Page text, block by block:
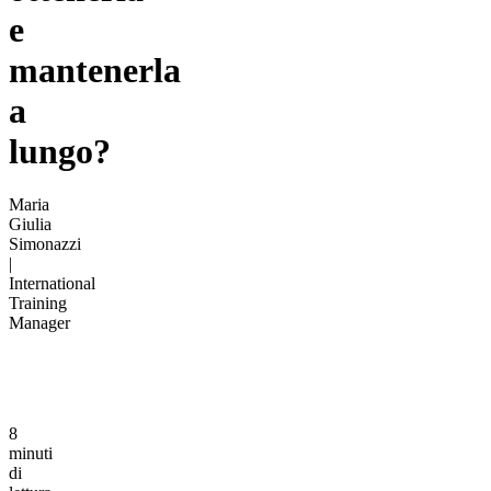
e
mantenerla
a
lungo?
Maria
Giulia
Simonazzi
|
International
Training
Manager
8
minuti
di